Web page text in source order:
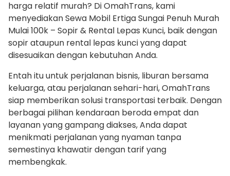
harga relatif murah? Di OmahTrans, kami
menyediakan Sewa Mobil Ertiga Sungai Penuh Murah
Mulai 100k – Sopir & Rental Lepas Kunci, baik dengan
sopir ataupun rental lepas kunci yang dapat
disesuaikan dengan kebutuhan Anda.
Entah itu untuk perjalanan bisnis, liburan bersama
keluarga, atau perjalanan sehari-hari, OmahTrans
siap memberikan solusi transportasi terbaik. Dengan
berbagai pilihan kendaraan beroda empat dan
layanan yang gampang diakses, Anda dapat
menikmati perjalanan yang nyaman tanpa
semestinya khawatir dengan tarif yang
membengkak.